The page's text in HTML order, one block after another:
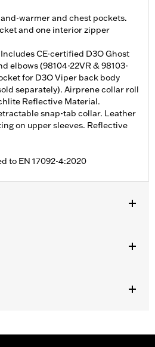
warmer and chest pockets.
and one interior zipper
Includes CE-certified D3O Ghost
elbows (98104-22VR & 98103-
for D3O Viper back body
separately). Airprene collar roll
Reflective Material.
snap-tab collar. Leather
on upper sleeves. Reflective
to EN 17092-4:2020